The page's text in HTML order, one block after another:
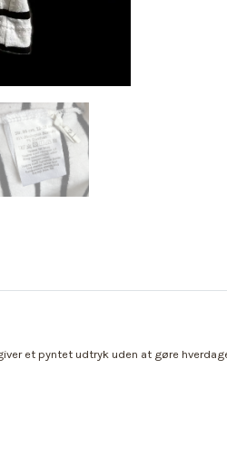
et pyntet udtryk uden at gøre